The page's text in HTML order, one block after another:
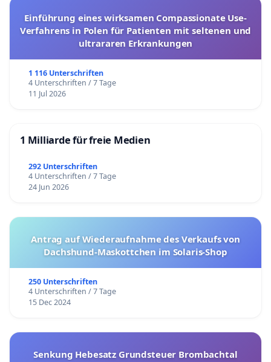
Einführung eines wirksamen Compassionate Use-
Verfahrens in Polen für Patienten mit seltenen und
ultrararen Erkrankungen
1 116 Unterschriften
4 Unterschriften / 7 Tage
11 Jul 2026
1 Milliarde für freie Medien
292 Unterschriften
4 Unterschriften / 7 Tage
24 Jun 2026
Antrag auf Wiederaufnahme des Verkaufs von
Dachshund-Maskottchen im Solaris-Shop
250 Unterschriften
4 Unterschriften / 7 Tage
15 Dec 2024
Senkung Hebesatz Grundsteuer Brombachtal